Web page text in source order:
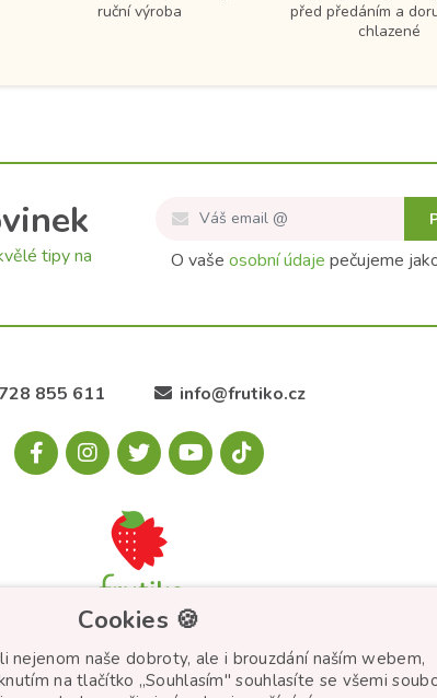
ruční výroba
před předáním a
chlazené
tipy na
O vaše osobní údaje pečujeme
728 855 611 info@frutiko.cz
Cookies 🍪
nejenom naše dobroty, ale i brouzdání naším webem,
na tlačítko „Souhlasím" souhlasíte se všemi